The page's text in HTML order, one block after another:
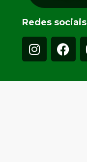
Redes sociais